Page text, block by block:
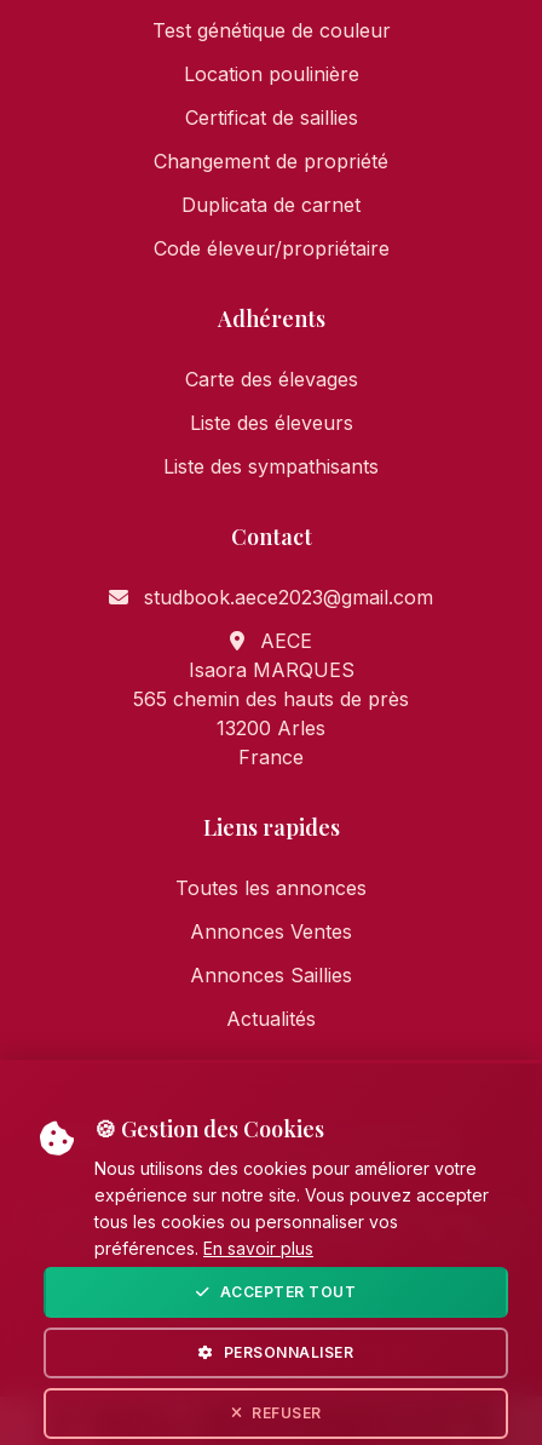
Test génétique de couleur
Location poulinière
Certificat de saillies
Changement de propriété
Duplicata de carnet
Code éleveur/propriétaire
Adhérents
Carte des élevages
Liste des éleveurs
Liste des sympathisants
Contact
studbook.aece2023@gmail.com
AECE
Isaora MARQUES
565 chemin des hauts de près
13200 Arles
France
Liens rapides
Toutes les annonces
Annonces Ventes
Annonces Saillies
Actualités
Mentions légales • Politique de confidentialité
Politique de cookies
© 2026 AECE - Association Française des Éleveurs de
Chevaux de pure race Espagnole (PRE). Tous droits
réservés.
🍪 Gestion des Cookies
Nous utilisons des cookies pour améliorer votre
expérience sur notre site. Vous pouvez accepter
tous les cookies ou personnaliser vos
préférences. En savoir plus
ACCEPTER TOUT
PERSONNALISER
REFUSER